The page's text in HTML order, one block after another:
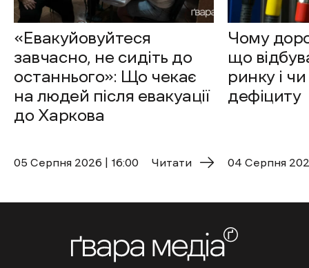
«Евакуйовуйтеся
завчасно, не сидіть до
останнього»: Що чекає
на людей після евакуації
до Харкова
05 Cерпня 2026 | 16:00 Читати
Чому
що
ринку і
дефіциту
04 Cерпня